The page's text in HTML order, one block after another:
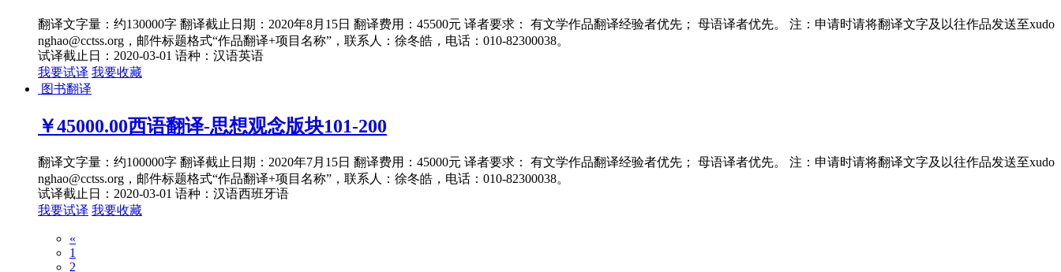
翻译文字量：约130000字 翻译截止日期：2020年8月15日 翻译费用：45500元 译者要求： 有文学作品翻译经验者优先； 母语译者优先。 注：申请时请将翻译文字及以往作品发送至xudo
nghao@cctss.org，邮件标题格式“作品翻译+项目名称”，联系人：徐冬皓，电话：010-82300038。
试译截止日：2020-03-01 语种：汉语英语
我要试译 我要收藏
图书翻译
￥45000.00西语翻译-思想观念版块101-200
翻译文字量：约100000字 翻译截止日期：2020年7月15日 翻译费用：45000元 译者要求： 有文学作品翻译经验者优先； 母语译者优先。 注：申请时请将翻译文字及以往作品发送至xudo
nghao@cctss.org，邮件标题格式“作品翻译+项目名称”，联系人：徐冬皓，电话：010-82300038。
试译截止日：2020-03-01 语种：汉语西班牙语
我要试译 我要收藏
«
1
2